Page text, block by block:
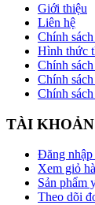
Giới thiệu
Liên hệ
Chính
Hình thức
Chính
Chính
Chính
TÀI
Đăng
Xem giỏ
Sản phẩm
Theo dõi